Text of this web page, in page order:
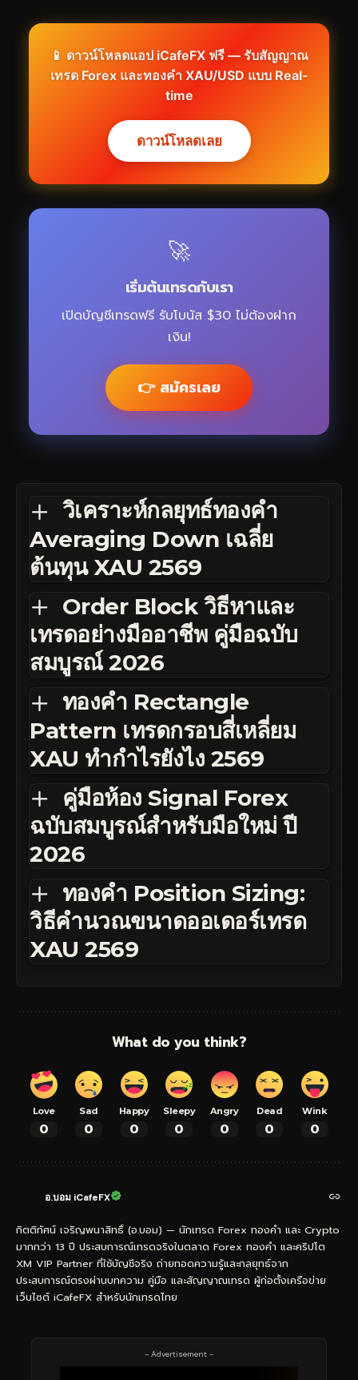
📱 ดาวน์โหลดแอป iCafeFX ฟรี — รับสัญญาณ
เทรด Forex และทองคำ XAU/USD แบบ Real-
time
ดาวน์โหลดเลย
🚀
เริ่มต้นเทรดกับเรา
เปิดบัญชีเทรดฟรี รับโบนัส $30 ไม่ต้องฝาก
เงิน!
👉 สมัครเลย
วิเคราะห์กลยุทธ์ทองคำ
Averaging Down เฉลี่ย
ต้นทุน XAU 2569
Order Block วิธีหาและ
เทรดอย่างมืออาชีพ คู่มือฉบับ
สมบูรณ์ 2026
ทองคำ Rectangle
Pattern เทรดกรอบสี่เหลี่ยม
XAU ทำกำไรยังไง 2569
คู่มือห้อง Signal Forex
ฉบับสมบูรณ์สำหรับมือใหม่ ปี
2026
ทองคำ Position Sizing:
วิธีคำนวณขนาดออเดอร์เทรด
XAU 2569
What do you think?
Love
0
Sad
0
Happy
0
Sleepy
0
Angry
0
Dead
0
Wink
0
อ.บอม iCafeFX
กิตติทัศน์ เจริญพนาสิทธิ์ (อ.บอม) — นักเทรด Forex ทองคำ และ Crypto
มากกว่า 13 ปี ประสบการณ์เทรดจริงในตลาด Forex ทองคำ และคริปโต
XM VIP Partner ที่ใช้บัญชีจริง ถ่ายทอดความรู้และกลยุทธ์จาก
ประสบการณ์ตรงผ่านบทความ คู่มือ และสัญญาณเทรด ผู้ก่อตั้งเครือข่าย
เว็บไซต์ iCafeFX สำหรับนักเทรดไทย
- Advertisement -